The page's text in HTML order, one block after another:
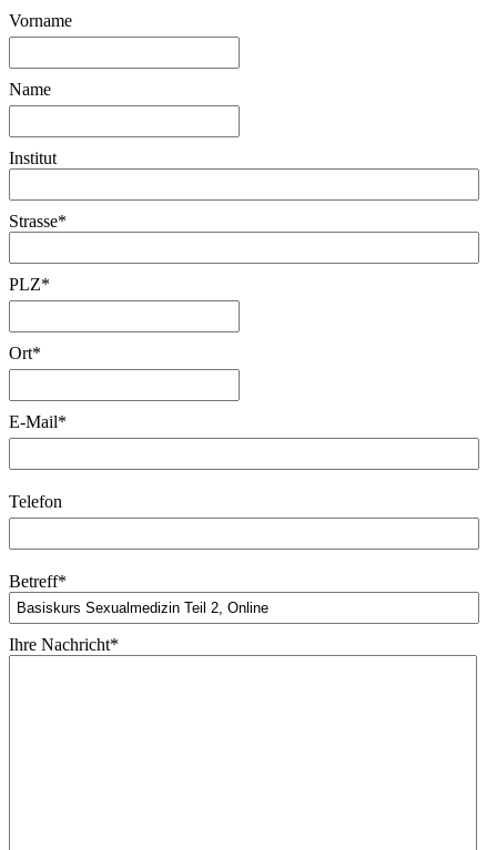
Vorname
Name
Institut
Strasse*
PLZ*
Ort*
E-Mail*
Telefon
Betreff*
Ihre Nachricht*